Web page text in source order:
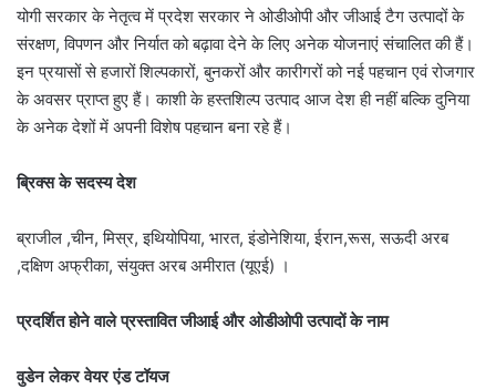
योगी सरकार के नेतृत्व में प्रदेश सरकार ने ओडीओपी और जीआई टैग उत्पादों के
संरक्षण, विपणन और निर्यात को बढ़ावा देने के लिए अनेक योजनाएं संचालित की हैं।
इन प्रयासों से हजारों शिल्पकारों, बुनकरों और कारीगरों को नई पहचान एवं रोजगार
के अवसर प्राप्त हुए हैं। काशी के हस्तशिल्प उत्पाद आज देश ही नहीं बल्कि दुनिया
के अनेक देशों में अपनी विशेष पहचान बना रहे हैं।
ब्रिक्स के सदस्य देश
ब्राजील ,चीन, मिस्र, इथियोपिया, भारत, इंडोनेशिया, ईरान,रूस, सऊदी अरब
,दक्षिण अफ्रीका, संयुक्त अरब अमीरात (यूएई) ।
प्रदर्शित होने वाले प्रस्तावित जीआई और ओडीओपी उत्पादों के नाम
वुडेन लेकर वेयर एंड टॉयज